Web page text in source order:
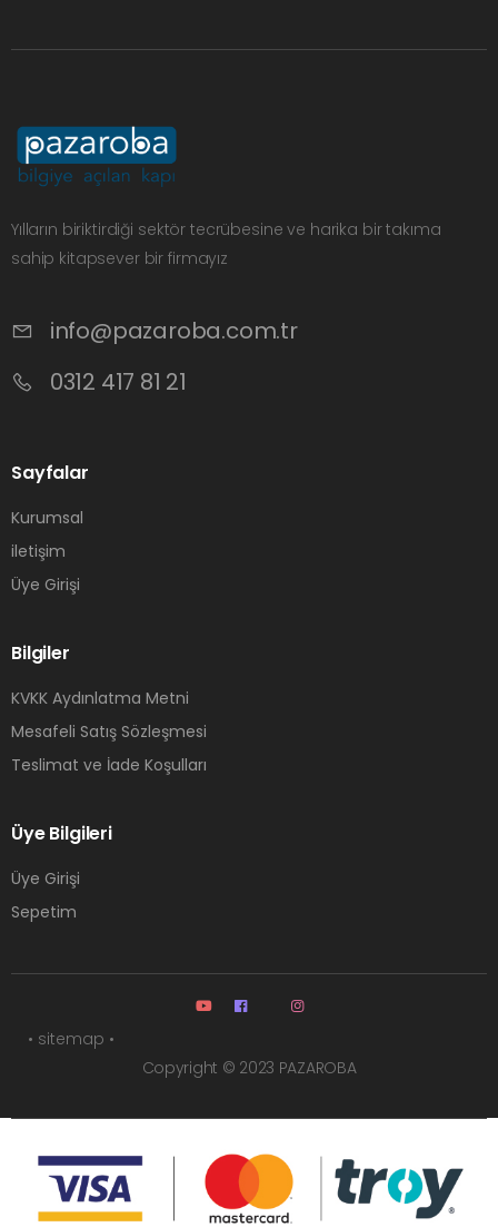
Yılların biriktirdiği sektör tecrübesine ve harika bir takıma
sahip kitapsever bir firmayız
info@pazaroba.com.tr
0312 417 81 21
Sayfalar
Kurumsal
iletişim
Üye Girişi
Bilgiler
KVKK Aydınlatma Metni
Mesafeli Satış Sözleşmesi
Teslimat ve İade Koşulları
Üye Bilgileri
Üye Girişi
Sepetim
Copyright © 2023 PAZAROBA
• sitemap •